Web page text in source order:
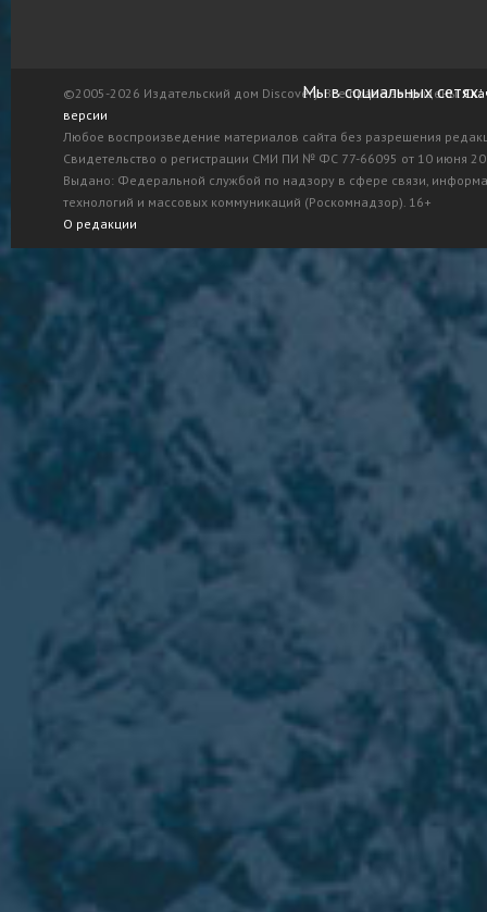
©2005-2026 Издательский дом Discovery. Все права защищены.
версии
Любое воспроизведение материалов сайта без разрешения
Свидетельство о регистрации СМИ ПИ № ФС 77-66095 от 10 июня
Выдано: Федеральной службой по надзору в сфере связи,
технологий и массовых коммуникаций (Роскомнадзор). 16+
О редакции
Мы в социальных сетях: